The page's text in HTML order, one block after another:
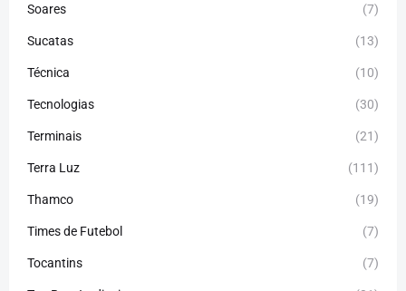
Soares (7)
Sucatas (13)
Técnica (10)
Tecnologias (30)
Terminais (21)
Terra Luz (111)
Thamco (19)
Times de Futebol (7)
Tocantins (7)